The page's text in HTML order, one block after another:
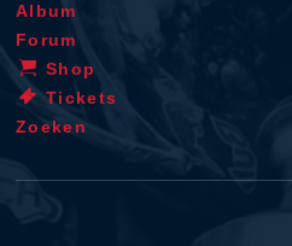
Album
Forum
Shop
Tickets
Zoeken